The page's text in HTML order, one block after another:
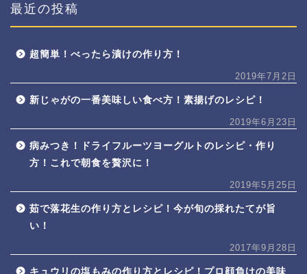
最近の投稿
超簡単！べったら漬けの作り方！
2019年7月2日
新じゃがの一番美味しい食べ方！素揚げのレシピ！
2019年6月23日
病みつき！ドライフルーツヨーグルトのレシピ・作り
方！これで朝食を贅沢に！
2019年5月25日
茹で落花生の作り方とレシピ！今が旬の採れたてが旨
い！
2017年9月28日
キュウリの塩もみの作り方とレシピ！プロ顔負けの美味